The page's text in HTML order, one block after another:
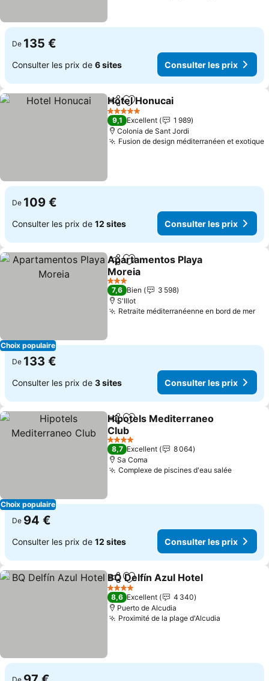
De 135 €
Consulter les prix de 6 sites Consulter les prix
PartagerAjouter à mes favoris
Hotel Honucai
5 Étoiles
9,1 Excellent
1 989
Colonia de Sant Jordi
Fusion de design méditerranéen et exotique
De 109 €
Consulter les prix de 12 sites Consulter les prix
Choix populaire
PartagerAjouter à mes favoris
Apartamentos Playa
Moreia
3 Étoiles
7,6 Bien
3 598
S'Illot
Retraite méditerranéenne en bord de mer
De 133 €
Consulter les prix de 3 sites Consulter les prix
Choix populaire
PartagerAjouter à mes favoris
Hipotels Mediterraneo
Club
4 Étoiles
8,7 Excellent
8 064
Sa Coma
Complexe de piscines d'eau salée
De 94 €
Consulter les prix de 12 sites Consulter les prix
PartagerAjouter à mes favoris
BQ Delfín Azul Hotel
4 Étoiles
8,6 Excellent
4 340
Puerto de Alcudia
Proximité de la plage d'Alcudia
De